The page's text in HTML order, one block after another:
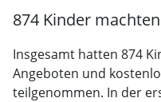
874 Kinder
Insgesamt hatten 874
Angeboten und
teilgenommen. In der